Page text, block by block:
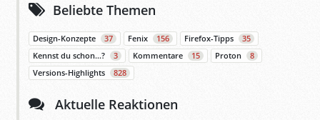
Beliebte Themen
Design-Konzepte 37 Fenix 156 Firefox-Tipps
35
Kennst du schon…?
3 Kommentare 15 Proton
8
Versions-Highlights
828
Aktuelle Reaktionen